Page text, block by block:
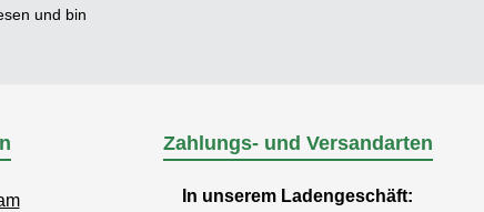
und bin
Zahlungs- und Versandarten
In unserem Ladengeschäft: